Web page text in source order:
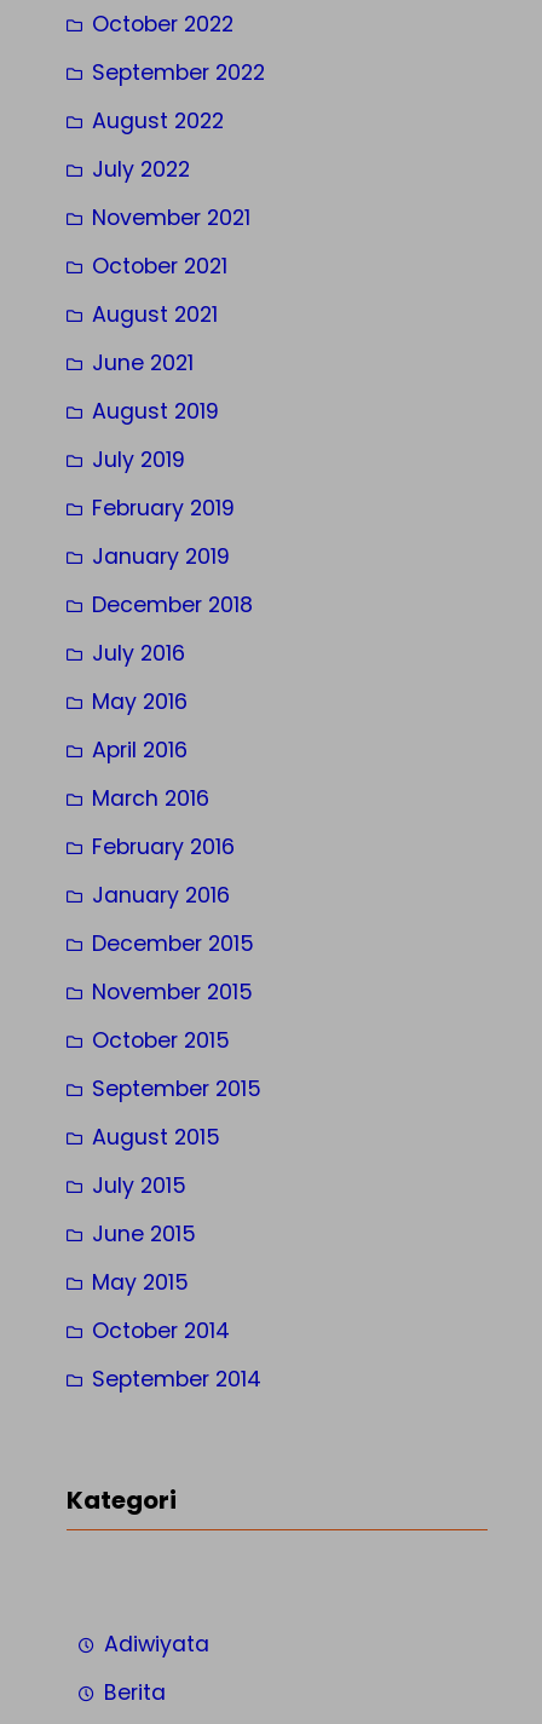
October 2022
September 2022
August 2022
July 2022
November 2021
October 2021
August 2021
June 2021
August 2019
July 2019
February 2019
January 2019
December 2018
July 2016
May 2016
April 2016
March 2016
February 2016
January 2016
December 2015
November 2015
October 2015
September 2015
August 2015
July 2015
June 2015
May 2015
October 2014
September 2014
Kategori
Adiwiyata
Berita